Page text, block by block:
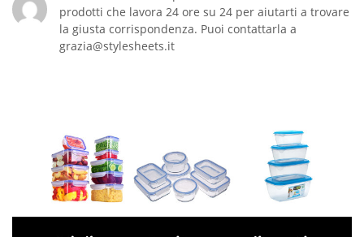
prodotti che lavora 24 ore su 24 per aiutarti a trovare
la giusta corrispondenza. Puoi contattarla a
grazia@stylesheets.it